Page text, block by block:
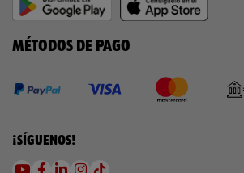
MÉTODOS DE PAGO
¡SÍGUENOS!